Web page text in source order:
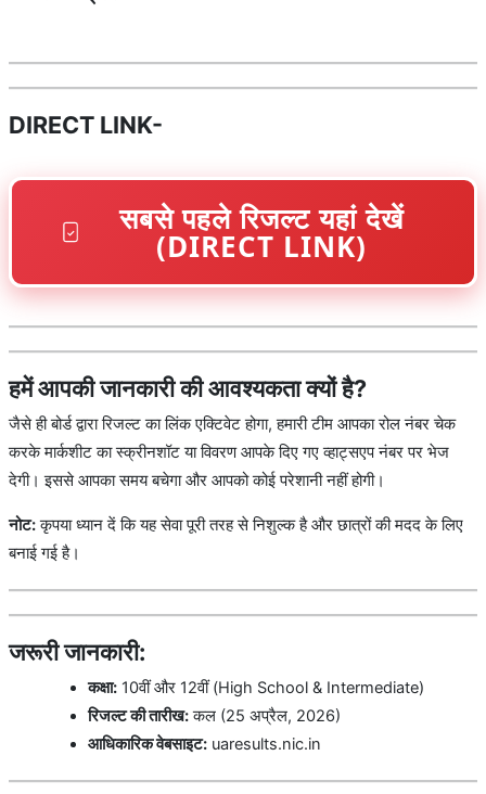
DIRECT LINK-
सबसे पहले रिजल्ट यहां देखें
(DIRECT LINK)
हमें आपकी जानकारी की आवश्यकता क्यों है?
जैसे ही बोर्ड द्वारा रिजल्ट का लिंक एक्टिवेट होगा, हमारी टीम आपका रोल नंबर चेक
करके मार्कशीट का स्क्रीनशॉट या विवरण आपके दिए गए व्हाट्सएप नंबर पर भेज
देगी। इससे आपका समय बचेगा और आपको कोई परेशानी नहीं होगी।
नोट:कृपया ध्यान दें कि यह सेवा पूरी तरह से निशुल्क है और छात्रों की मदद के लिए
बनाई गई है।
जरूरी जानकारी:
कक्षा:10वीं और 12वीं (High School & Intermediate)
रिजल्ट की तारीख:कल (25 अप्रैल, 2026)
आधिकारिक वेबसाइट:uaresults.nic.in